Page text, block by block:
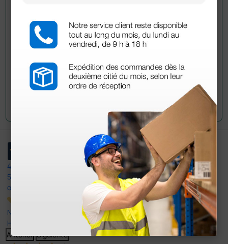
4,4
597
opiniones
Nuestras reseñas de 4 y 5 estrellas.
Haga clic aquí para leerlos todos >
Anterior Siguiente